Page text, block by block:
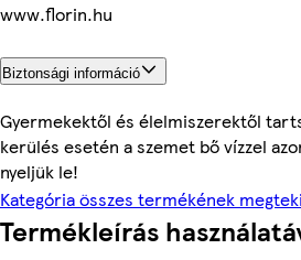
www.florin.hu
Biztonsági információ
Gyermekektől és élelmiszerektől
kerülés esetén a szemet bő vízzel
nyeljük le!
Kategória összes termékének
Termékleírás